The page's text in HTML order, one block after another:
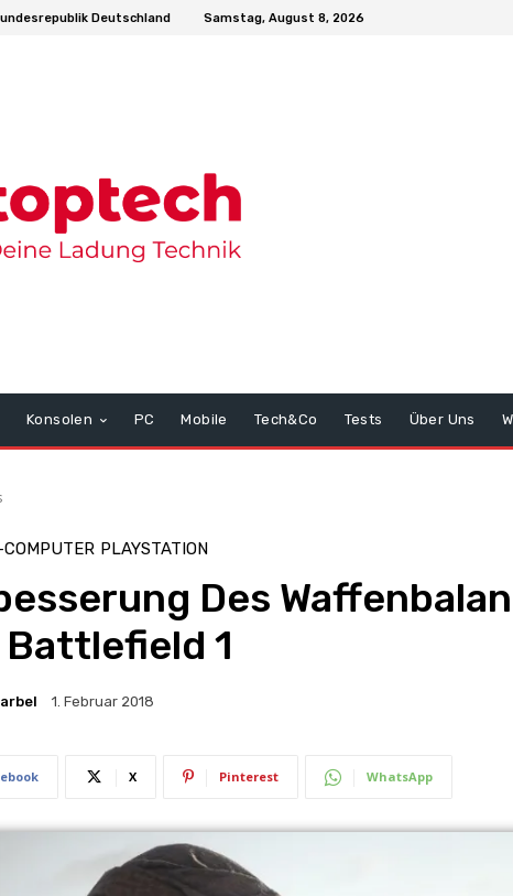
Deutschland Samstag, August 8, 2026
Konsolen PC Mobile Tech&Co Tests Über Uns
PLAYSTATION
Des
Battlefield 1
1. Februar 2018
X Pinterest WhatsApp